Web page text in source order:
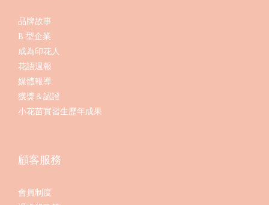
品牌故事
B 型企業
成為印花人
花語週報
媒體報導
獲獎＆認證
小花苗實習生歷年成果
顧客服務
會員制度